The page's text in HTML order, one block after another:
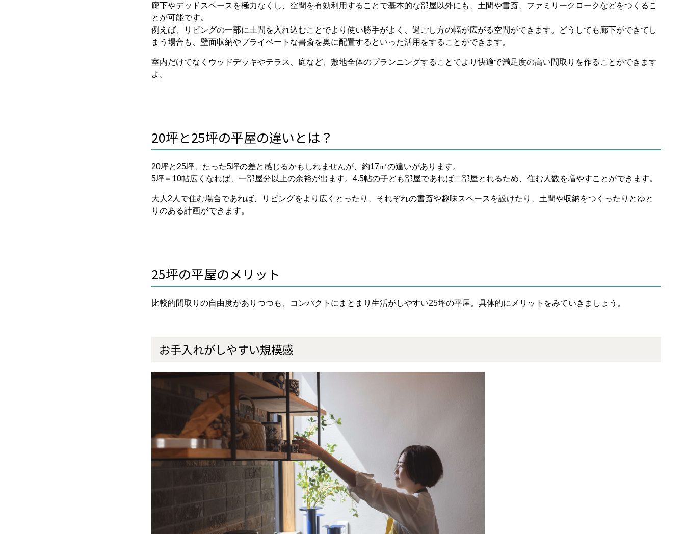
廊下やデッドスペースを極力なくし、空間を有効利用することで基本的な部屋以外にも、土間や書斎、ファミリークロークなどをつくるこ
とが可能です。
例えば、リビングの一部に土間を入れ込むことでより使い勝手がよく、過ごし方の幅が広がる空間ができます。どうしても廊下ができてし
まう場合も、壁面収納やプライベートな書斎を奥に配置するといった活用をすることができます。
室内だけでなくウッドデッキやテラス、庭など、敷地全体のプランニングすることでより快適で満足度の高い間取りを作ることができます
よ。
20坪と25坪の平屋の違いとは？
20坪と25坪、たった5坪の差と感じるかもしれませんが、約17㎡の違いがあります。
5坪＝10帖広くなれば、一部屋分以上の余裕が出ます。4.5帖の子ども部屋であれば二部屋とれるため、住む人数を増やすことができます。
大人2人で住む場合であれば、リビングをより広くとったり、それぞれの書斎や趣味スペースを設けたり、土間や収納をつくったりとゆと
りのある計画ができます。
25坪の平屋のメリット
比較的間取りの自由度がありつつも、コンパクトにまとまり生活がしやすい25坪の平屋。具体的にメリットをみていきましょう。
お手入れがしやすい規模感